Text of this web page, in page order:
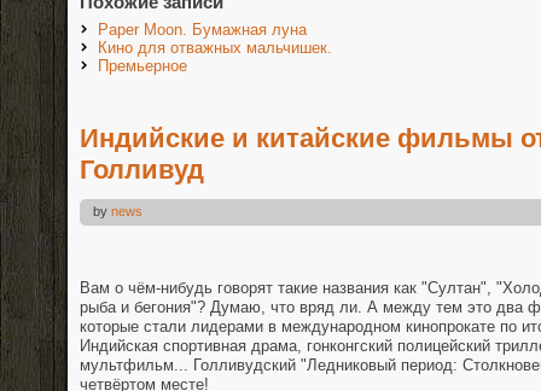
Paper Moon. Бумажная луна
Кино для отважных мальчишек.
Премьерное
Индийские и китайские фильмы
Голливуд
by news
Вам о чём-нибудь говорят такие названия как "Султан",
рыба и бегония"? Думаю, что вряд ли. А между тем это два
которые стали лидерами в международном кинопрокате по
Индийская спортивная драма, гонконгский полицейский
мультфильм... Голливудский "Ледниковый период:
четвёртом месте!